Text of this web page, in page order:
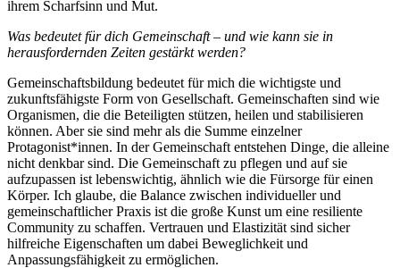
ihrem Scharfsinn und Mut.
Was bedeutet für dich Gemeinschaft – und wie kann sie in
herausfordernden Zeiten gestärkt werden?
Gemeinschaftsbildung bedeutet für mich die wichtigste und
zukunftsfähigste Form von Gesellschaft. Gemeinschaften sind wie
Organismen, die die Beteiligten stützen, heilen und stabilisieren
können. Aber sie sind mehr als die Summe einzelner
Protagonist*innen. In der Gemeinschaft entstehen Dinge, die alleine
nicht denkbar sind. Die Gemeinschaft zu pflegen und auf sie
aufzupassen ist lebenswichtig, ähnlich wie die Fürsorge für einen
Körper. Ich glaube, die Balance zwischen individueller und
gemeinschaftlicher Praxis ist die große Kunst um eine resiliente
Community zu schaffen. Vertrauen und Elastizität sind sicher
hilfreiche Eigenschaften um dabei Beweglichkeit und
Anpassungsfähigkeit zu ermöglichen.